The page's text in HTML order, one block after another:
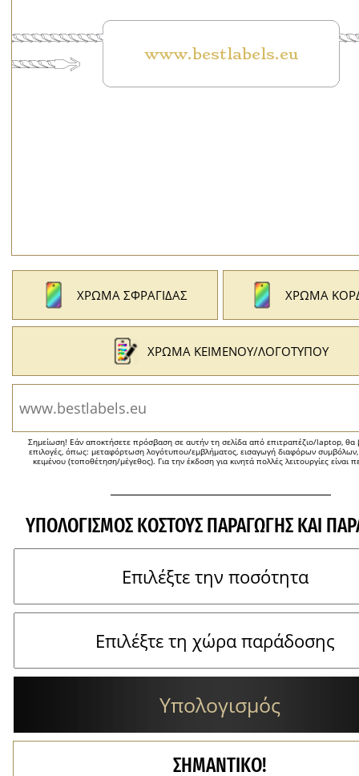
ΧΡΏΜΑ ΣΦΡΑΓΊΔΑΣ ΧΡΏΜΑ
ΧΡΏΜΑ ΚΕΙΜΈΝΟΥ/ΛΟΓΌΤΥΠΟΥ
Σημείωση! Εάν αποκτήσετε πρόσβαση σε αυτήν τη σελίδα από επιτραπέζιο/laptop, θα
επιλογές, όπως: μεταφόρτωση λογότυπου/εμβλήματος, εισαγωγή διαφόρων
κειμένου (τοποθέτηση/μέγεθος). Για την έκδοση για κινητά πολλές λειτουργίες είναι
ΥΠΟΛΟΓΙΣΜΌΣ ΚΌΣΤΟΥΣ ΠΑΡΑΓΩΓΉΣ ΚΑΙ
Υπολογισμός
ΣΗΜΑΝΤΙΚΟ!